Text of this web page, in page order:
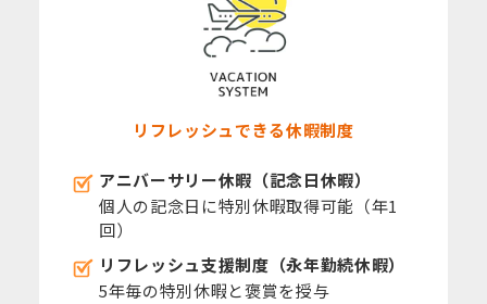
リフレッシュできる休暇制度
アニバーサリー休暇（記念日休暇）
個人の記念日に特別休暇取得可能（年1
回）
リフレッシュ支援制度（永年勤続休暇）
5年毎の特別休暇と褒賞を授与